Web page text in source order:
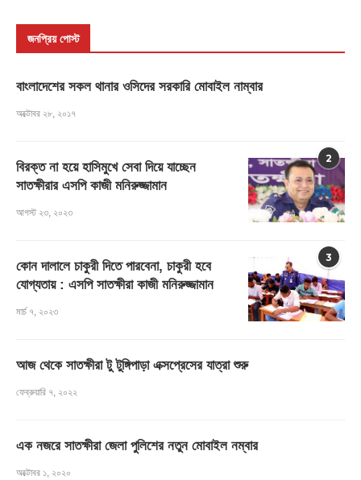
জনপ্রিয় পোস্ট
বাংলাদেশের সকল থানার ওসিদের সরকারি মোবাইল নাম্বার
অক্টোবর ২৮, ২০১৭
2
বিরক্ত না হয়ে হাসিমুখে সেবা দিয়ে যাচ্ছেন
সাতক্ষীরার এসপি কাজী মনিরুজ্জামান
আগস্ট ২৩, ২০২৩
3
কোন দালালে চাকুরী দিতে পারবেনা, চাকুরী হবে
যোগ্যতায় : এসপি সাতক্ষীরা কাজী মনিরুজ্জামান
মার্চ ৭, ২০২৩
আজ থেকে সাতক্ষীরা টু টুঙ্গিপাড়া এক্সপ্রেসের যাত্রা শুরু
ফেব্রুয়ারি ৭, ২০২২
এক নজরে সাতক্ষীরা জেলা পুলিশের নতুন মোবাইল নম্বার
অক্টোবর ১, ২০২০